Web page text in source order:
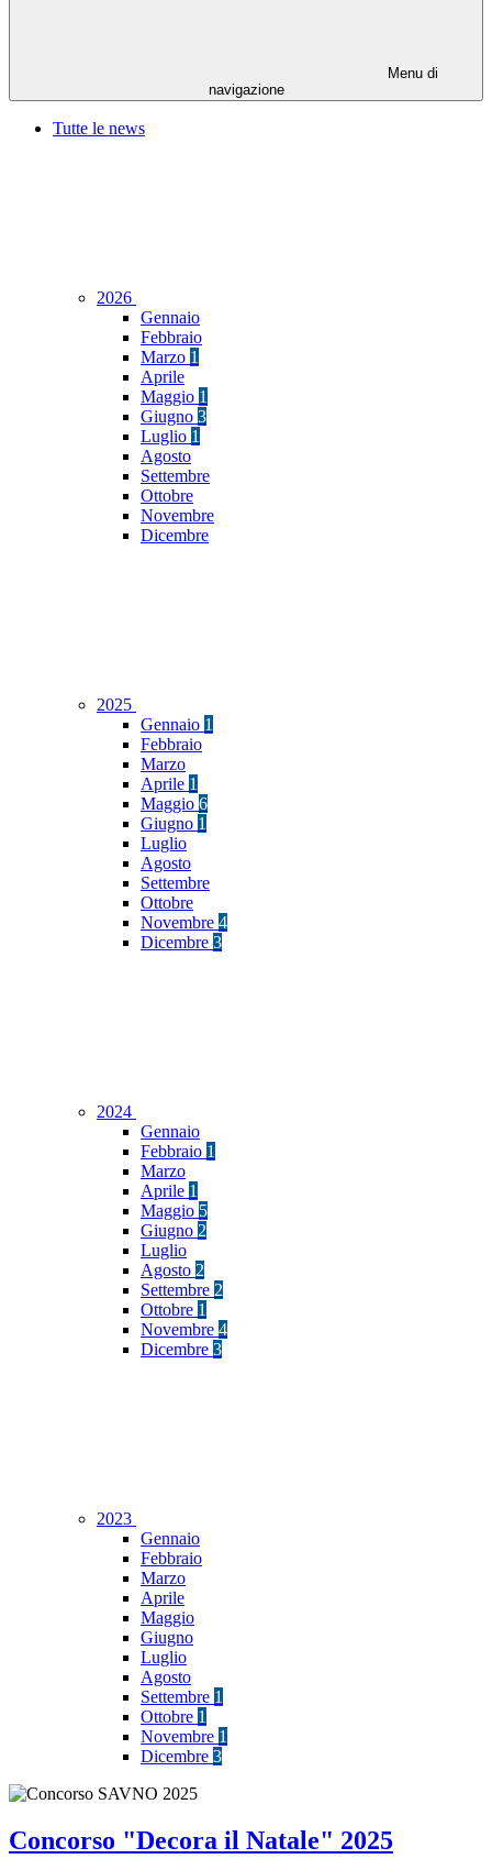
Menu di
navigazione
Tutte le news
2026
Gennaio
Febbraio
Marzo 1
Aprile
Maggio 1
Giugno 3
Luglio 1
Agosto
Settembre
Ottobre
Novembre
Dicembre
2025
Gennaio 1
Febbraio
Marzo
Aprile 1
Maggio 6
Giugno 1
Luglio
Agosto
Settembre
Ottobre
Novembre 4
Dicembre 3
2024
Gennaio
Febbraio 1
Marzo
Aprile 1
Maggio 5
Giugno 2
Luglio
Agosto 2
Settembre 2
Ottobre 1
Novembre 4
Dicembre 3
2023
Gennaio
Febbraio
Marzo
Aprile
Maggio
Giugno
Luglio
Agosto
Settembre 1
Ottobre 1
Novembre 1
Dicembre 3
Concorso "Decora il Natale" 2025